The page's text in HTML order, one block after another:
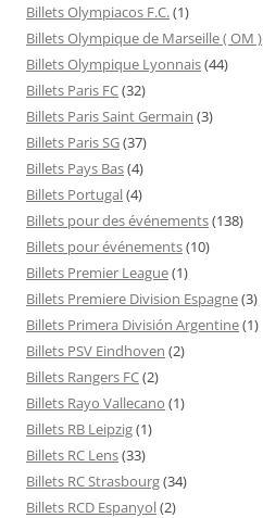
Billets Olympiacos F.C.(1)
Billets Olympique de Marseille ( OM )
Billets Olympique Lyonnais(44)
Billets Paris FC(32)
Billets Paris Saint Germain (3)
Billets Paris SG(37)
Billets Pays Bas(4)
Billets Portugal(4)
Billets pour des événements(138)
Billets pour événements(10)
Billets Premier League(1)
Billets Premiere Division Espagne(3)
Billets Primera División Argentine(1)
Billets PSV Eindhoven (2)
Billets Rangers FC(2)
Billets Rayo Vallecano (1)
Billets RB Leipzig(1)
Billets RC Lens(33)
Billets RC Strasbourg(34)
Billets RCD Espanyol(2)